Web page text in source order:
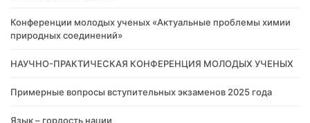
Конференции молодых ученых «Актуальные проблемы химии
природных соединений»
НАУЧНО-ПРАКТИЧЕСКАЯ КОНФЕРЕНЦИЯ МОЛОДЫХ УЧЕНЫХ
Примерные вопросы вступительных экзаменов 2025 года
Язык – гордость нации